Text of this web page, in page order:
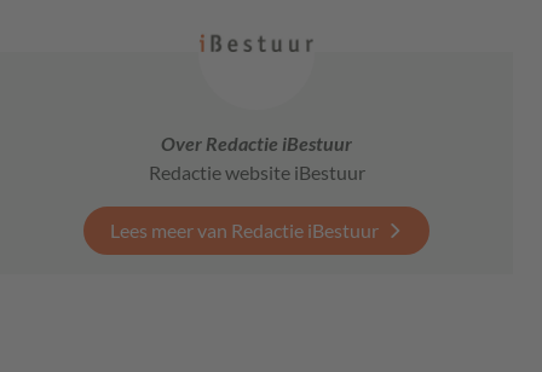
Over Redactie iBestuur
Redactie website iBestuur
Lees meer van Redactie iBestuur